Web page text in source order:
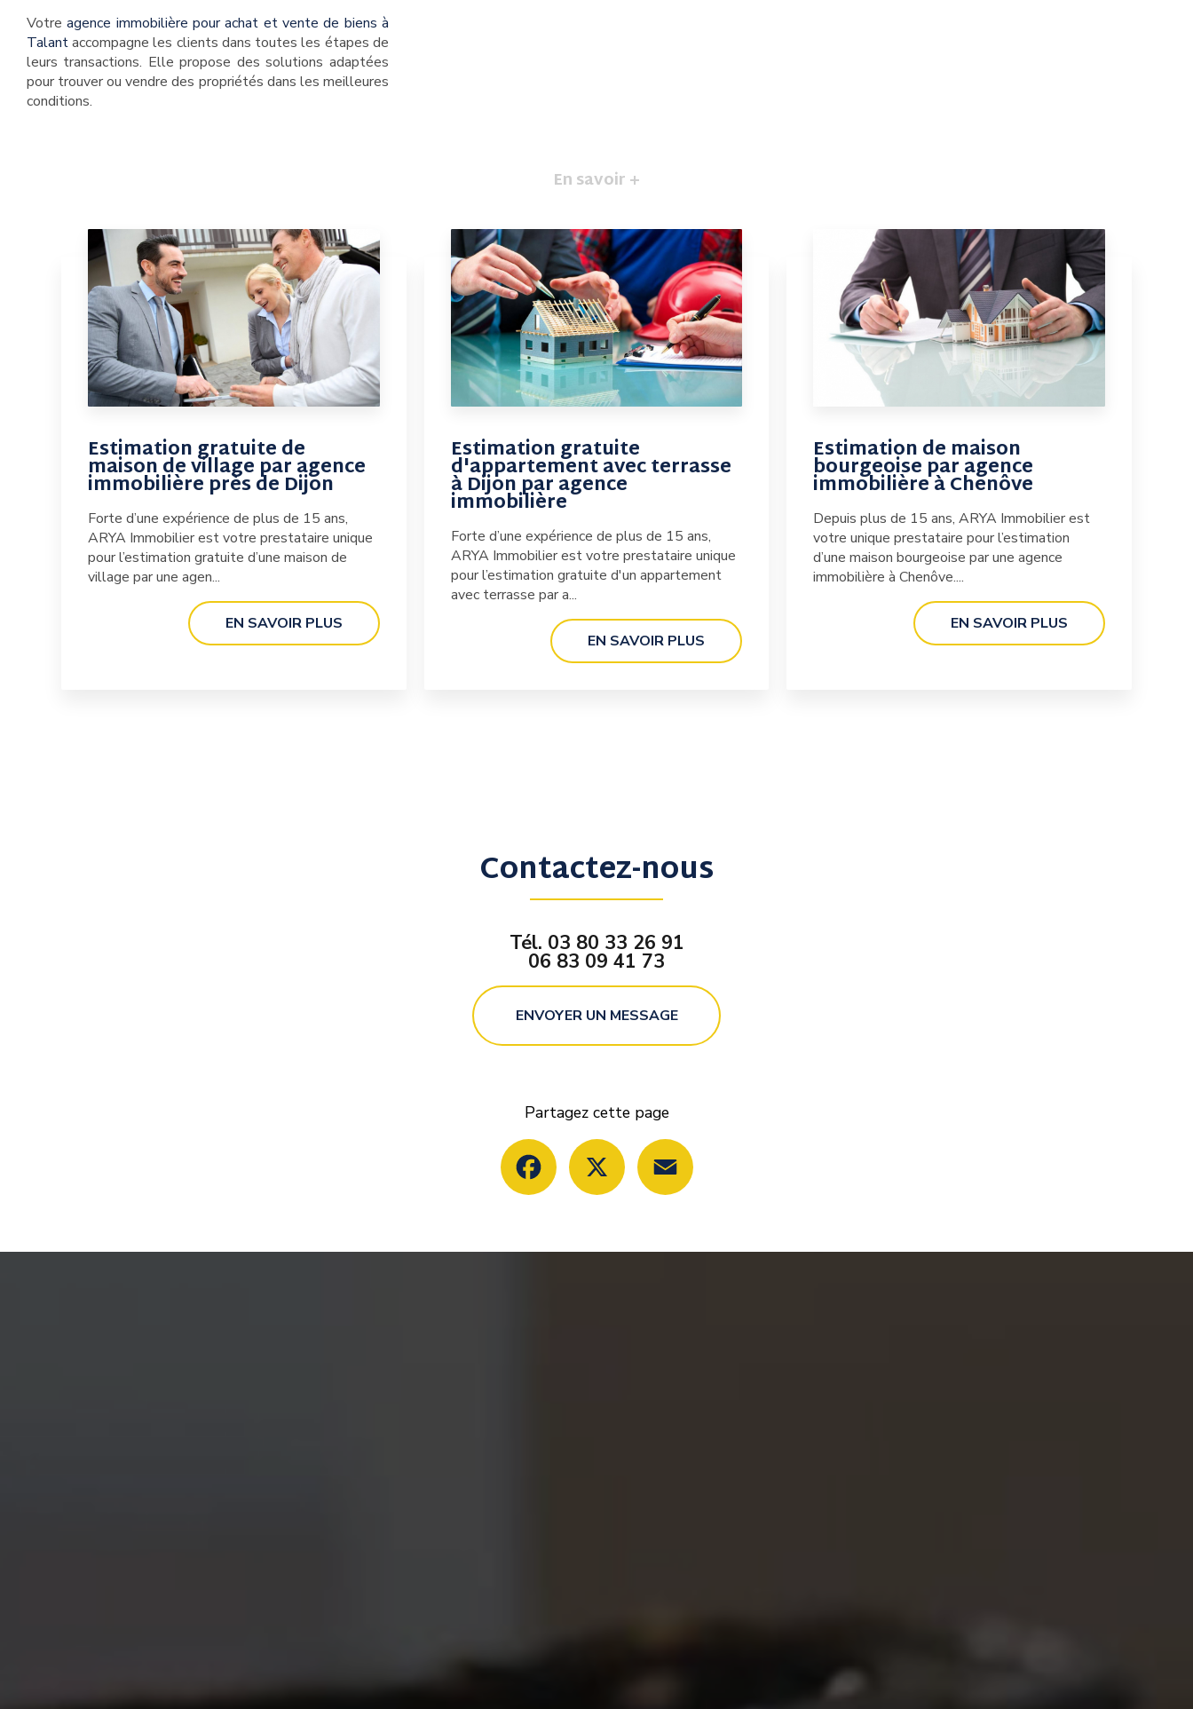
Votreagence immobilière pour achat et vente de biens à
Talantaccompagne les clients dans toutes les étapes de
leurs transactions. Elle propose des solutions adaptées
pour trouver ou vendre des propriétés dans les meilleures
conditions.
En savoir +
Estimation gratuite de
maison de village par agence
immobilière près de Dijon
Forte d’une expérience de plus de 15 ans,
ARYA Immobilier est votre prestataire unique
pour l’estimation gratuite d’une maison de
village par une agen...
EN SAVOIR PLUS
Estimation gratuite
d'appartement avec terrasse
à Dijon par agence
immobilière
Forte d’une expérience de plus de 15 ans,
ARYA Immobilier est votre prestataire unique
pour l’estimation gratuite d'un appartement
avec terrasse par a...
EN SAVOIR PLUS
Estimation de maison
bourgeoise par agence
immobilière à Chenôve
Depuis plus de 15 ans, ARYA Immobilier est
votre unique prestataire pour l’estimation
d’une maison bourgeoise par une agence
immobilière à Chenôve....
EN SAVOIR PLUS
Contactez-nous
Tél. 03 80 33 26 91
06 83 09 41 73
ENVOYER UN MESSAGE
Partagez cette page
Facebook